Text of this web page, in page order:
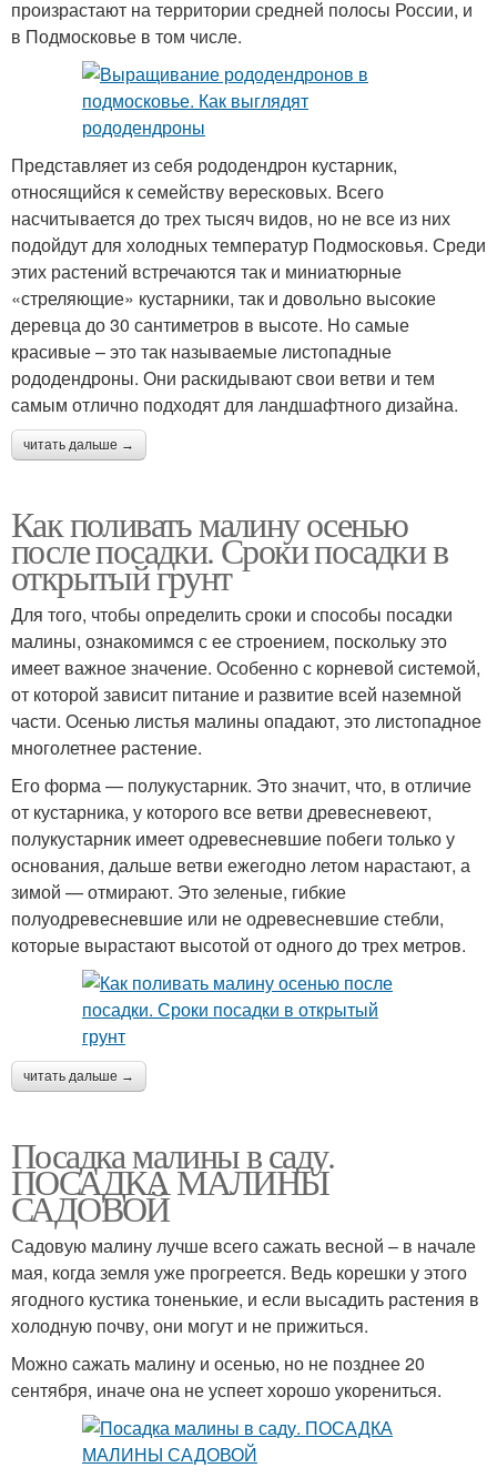
произрастают на территории средней полосы России, и
в Подмосковье в том числе.
Представляет из себя рододендрон кустарник,
относящийся к семейству вересковых. Всего
насчитывается до трех тысяч видов, но не все из них
подойдут для холодных температур Подмосковья. Среди
этих растений встречаются так и миниатюрные
«стреляющие» кустарники, так и довольно высокие
деревца до 30 сантиметров в высоте. Но самые
красивые – это так называемые листопадные
рододендроны. Они раскидывают свои ветви и тем
самым отлично подходят для ландшафтного дизайна.
читать дальше →
Как поливать малину осенью
после посадки. Сроки посадки в
открытый грунт
Для того, чтобы определить сроки и способы посадки
малины, ознакомимся с ее строением, поскольку это
имеет важное значение. Особенно с корневой системой,
от которой зависит питание и развитие всей наземной
части. Осенью листья малины опадают, это листопадное
многолетнее растение.
Его форма — полукустарник. Это значит, что, в отличие
от кустарника, у которого все ветви древесневеют,
полукустарник имеет одревесневшие побеги только у
основания, дальше ветви ежегодно летом нарастают, а
зимой — отмирают. Это зеленые, гибкие
полуодревесневшие или не одревесневшие стебли,
которые вырастают высотой от одного до трех метров.
читать дальше →
Посадка малины в саду.
ПОСАДКА МАЛИНЫ
САДОВОЙ
Садовую малину лучше всего сажать весной – в начале
мая, когда земля уже прогреется. Ведь корешки у этого
ягодного кустика тоненькие, и если высадить растения в
холодную почву, они могут и не прижиться.
Можно сажать малину и осенью, но не позднее 20
сентября, иначе она не успеет хорошо укорениться.